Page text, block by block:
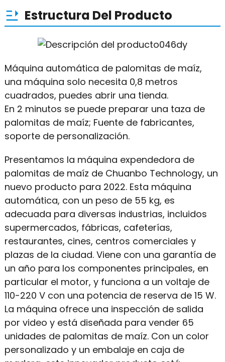
Estructura Del Producto
Máquina automática de palomitas de maíz,
una máquina solo necesita 0,8 metros
cuadrados, puedes abrir una tienda.
En 2 minutos se puede preparar una taza de
palomitas de maíz; Fuente de fabricantes,
soporte de personalización.
Presentamos la máquina expendedora de
palomitas de maíz de Chuanbo Technology, un
nuevo producto para 2022. Esta máquina
automática, con un peso de 55 kg, es
adecuada para diversas industrias, incluidos
supermercados, fábricas, cafeterías,
restaurantes, cines, centros comerciales y
plazas de la ciudad. Viene con una garantía de
un año para los componentes principales, en
particular el motor, y funciona a un voltaje de
110-220 V con una potencia de reserva de 15 W.
La máquina ofrece una inspección de salida
por video y está diseñada para vender 65
unidades de palomitas de maíz. Con un color
personalizado y un embalaje en caja de